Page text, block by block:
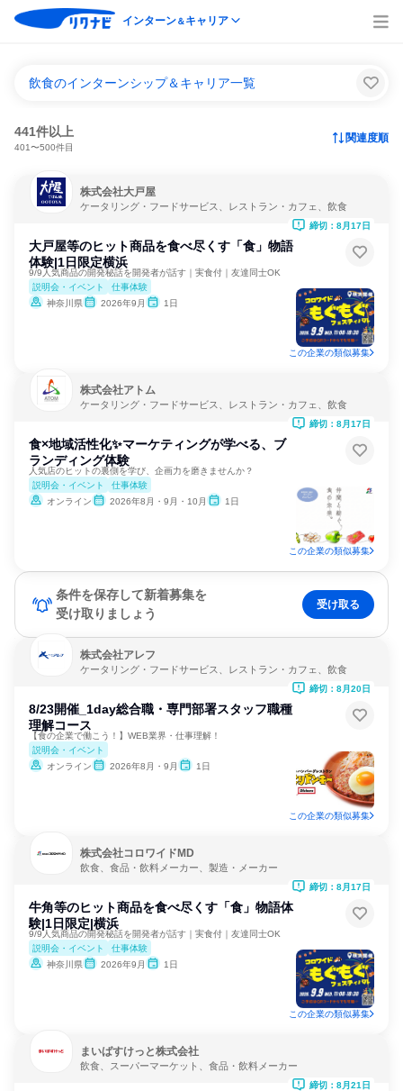
インターン＆キャリア
飲食のインターンシップ＆キャリア一覧
441件以上
401〜500件目
関連度順
株式会社大戸屋
ケータリング・フードサービス、レストラン・カフェ、飲食
大戸屋等のヒット商品を食べ尽くす「食」物語
体験|1日限定横浜
9/9人気商品の開発秘話を開発者が話す｜実食付｜友達同士OK
説明会・イベント
仕事体験
神奈川県
2026年9月 1日
締切：8月17日
この企業の類似募集
株式会社アトム
ケータリング・フードサービス、レストラン・カフェ、飲食
食×地域活性化✨マーケティングが学べる、ブ
ランディング体験
人気店のヒットの裏側を学び、企画力を磨きませんか？
説明会・イベント
仕事体験
オンライン
2026年8月・9月・10月 1日
締切：8月17日
この企業の類似募集
条件を保存して新着募集を
受け取りましょう
受け取る
株式会社アレフ
ケータリング・フードサービス、レストラン・カフェ、飲食
8/23開催_1day総合職・専門部署スタッフ職種
理解コース
【食の企業で働こう！】WEB業界・仕事理解！
説明会・イベント
オンライン
2026年8月・9月 1日
締切：8月20日
この企業の類似募集
株式会社コロワイドMD
飲食、食品・飲料メーカー、製造・メーカー
牛角等のヒット商品を食べ尽くす「食」物語体
験|1日限定|横浜
9/9人気商品の開発秘話を開発者が話す｜実食付｜友達同士OK
説明会・イベント
仕事体験
神奈川県
2026年9月 1日
締切：8月17日
この企業の類似募集
まいばすけっと株式会社
飲食、スーパーマーケット、食品・飲料メーカー
締切：8月21日